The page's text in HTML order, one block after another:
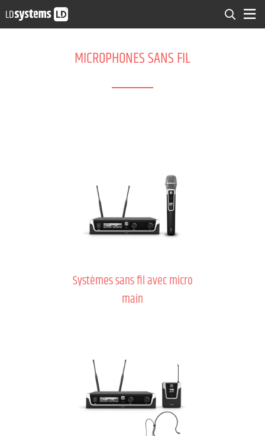
MICROPHONES SANS FIL
Systèmes sans fil avec micro
main